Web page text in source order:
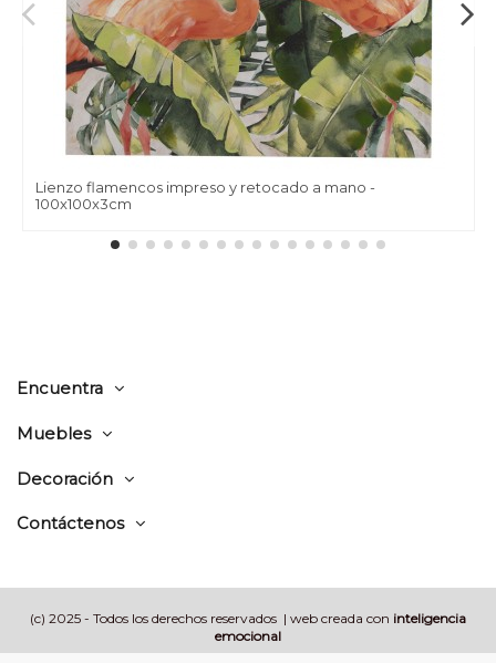
Lienzo flamencos impreso y retocado a mano -
100x100x3cm
Encuentra
Muebles
Decoración
Contáctenos
(c) 2025 - Todos los derechos reservados | web creada con inteligencia
emocional